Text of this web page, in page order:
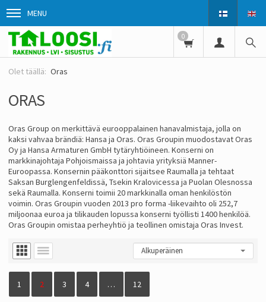
MENU
0
Oras
ORAS
Oras Group on merkittävä eurooppalainen hanavalmistaja, jolla on
kaksi vahvaa brändiä: Hansa ja Oras. Oras Groupin muodostavat Oras
Oy ja Hansa Armaturen GmbH tytäryhtiöineen. Konserni on
markkinajohtaja Pohjoismaissa ja johtavia yrityksiä Manner-
Euroopassa. Konsernin pääkonttori sijaitsee Raumalla ja tehtaat
Saksan Burglengenfeldissä, Tsekin Kralovicessa ja Puolan Olesnossa
sekä Raumalla. Konserni toimii 20 markkinalla oman henkilöstön
voimin. Oras Groupin vuoden 2013 pro forma -liikevaihto oli 252,7
miljoonaa euroa ja tilikauden lopussa konserni työllisti 1400 henkilöä.
Oras Groupin omistaa perheyhtiö ja teollinen omistaja Oras Invest.
1 2 3 4 … 12